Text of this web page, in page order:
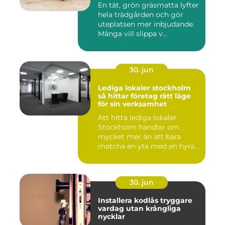
En tät, grön gräsmatta lyfter
hela trädgården och gör
uteplatsen mer inbjudande.
Många vill slippa v...
30. jun
Lediga lokaler stockholm
så hittar företag rätt läge
för sin verksamhet
Att hitta lediga lokaler
Stockholm handlar om
mycket mer än att bara
matcha en yta med en hyra.
30. jun
Installera kodlås tryggare
vardag utan krångliga
nycklar